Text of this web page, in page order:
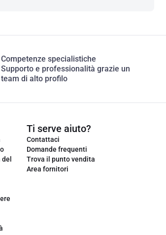
Competenze specialistiche
Supporto e professionalità grazie un
team di alto profilo
Ti serve aiuto?
Contattaci
Domande frequenti
Trova il punto vendita
Area fornitori